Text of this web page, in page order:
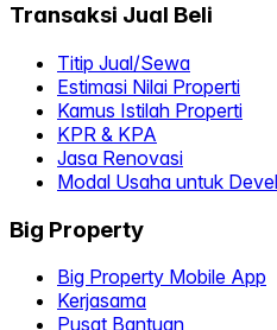
Transaksi Jual Beli
Titip Jual/Sewa
Estimasi Nilai Properti
Kamus Istilah Properti
KPR & KPA
Jasa Renovasi
Modal Usaha untuk
Big Property
Big Property Mobile App
Kerjasama
Pusat Bantuan